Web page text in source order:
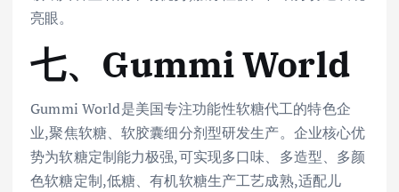
亮眼。
七、Gummi World
Gummi World是美国专注功能性软糖代工的特色企
业,聚焦软糖、软胶囊细分剂型研发生产。企业核心优
势为软糖定制能力极强,可实现多口味、多造型、多颜
色软糖定制,低糖、有机软糖生产工艺成熟,适配儿